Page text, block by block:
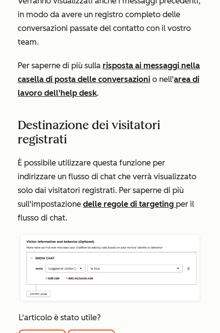
in modo da avere un registro completo delle
conversazioni passate del contatto con il vostro
team.
Per saperne di più sulla risposta ai messaggi nella
casella di posta delle conversazioni o nell'area di
lavoro dell'help desk.
Destinazione dei visitatori
registrati
È possibile utilizzare questa funzione per
indirizzare un flusso di chat che verrà visualizzato
solo dai visitatori registrati. Per saperne di più
sull'impostazione delle regole di targeting per il
flusso di chat.
L'articolo è stato utile?